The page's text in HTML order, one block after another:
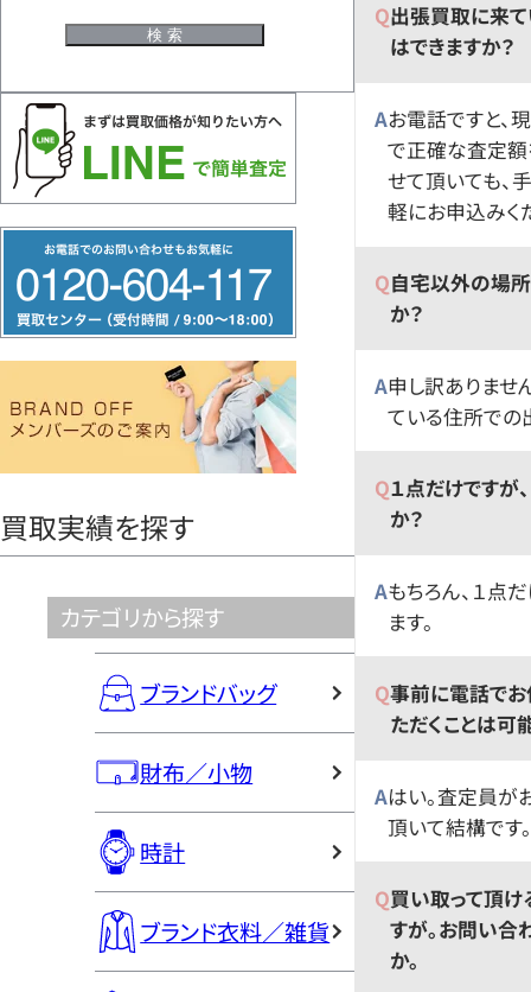
リ
ー
ヤ
買取実績を探す
カテゴリから探す
ブランドバッグ
財布／小物
時計
ブランド衣料／雑貨
出張買取に来
はできますか？
お電話ですと、
で正確な査定額
せて頂いても、
軽にお申込みく
自宅以外の場
か？
申し訳ありませ
ている住所での
１点だけですが
か？
もちろん、１点
ます。
事前に電話で
ただくことは可
はい。査定員
頂いて結構です
買い取って頂
すが。お問い合
か。